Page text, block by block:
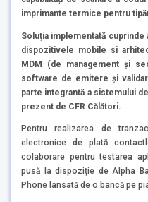
imprimante termice pentru
Soluția implementată
dispozitivele mobile si
MDM (de management și
software de emitere și
parte integrantă a sistemului
prezent de CFR Călători.
Pentru realizarea de
electronice de plată
colaborare pentru testarea
pusă la dispoziție de Alpha
Phone lansată de o bancă pe